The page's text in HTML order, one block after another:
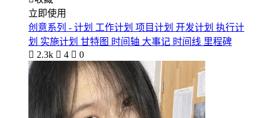
立即使用
创意系列 - 计划 工作计划 项目计划 开发计划 执行计
划 实施计划 甘特图 时间轴 大事记 时间线 里程碑
 2.3k  4  0